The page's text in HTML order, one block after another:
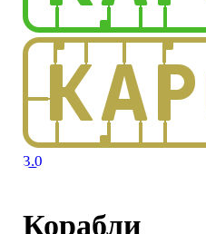
3.0
Корабли